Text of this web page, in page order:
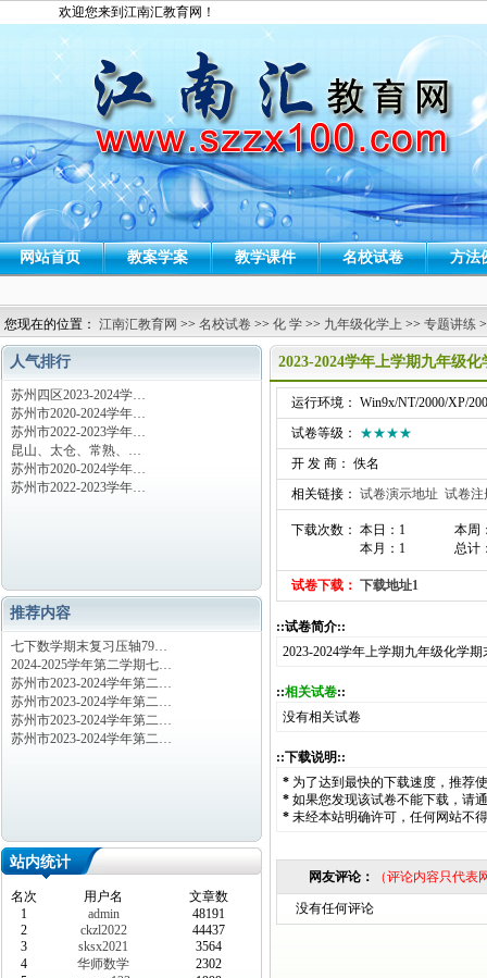
欢迎您来到江南汇教育网！
网站首页 教案学案 教学课件 名校试卷 方法
您现在的位置： 江南汇教育网 >> 名校试卷 >> 化 学 >> 九年级化学上 >> 专题讲练
人气排行
苏州四区2023-2024学…
苏州市2020-2024学年…
苏州市2022-2023学年…
昆山、太仓、常熟、…
苏州市2020-2024学年…
苏州市2022-2023学年…
推荐内容
七下数学期末复习压轴79…
2024-2025学年第二学期七…
苏州市2023-2024学年第二…
苏州市2023-2024学年第二…
苏州市2023-2024学年第二…
苏州市2023-2024学年第二…
站内统计
名次 用户名
文章数
1
admin
48191
2
ckzl2022
44437
3
sksx2021
3564
4
华师数学
2302
2023-2024学年上学期九年级
运行环境： Win9x/NT/2000/XP/
试卷等级： ★★★★
开 发 商： 佚名
相关链接： 试卷演示地址 试卷注
下载次数： 本日：1
本月：1
本周
总计
试卷下载： 下载地址1
::试卷简介::
2023-2024学年上学期九年级化学
::相关试卷::
没有相关试卷
::下载说明::
* 为了达到最快的下载速度，推荐
* 如果您发现该试卷不能下载，请
* 未经本站明确许可，任何网站不
网友评论： （评论内容只代
没有任何评论